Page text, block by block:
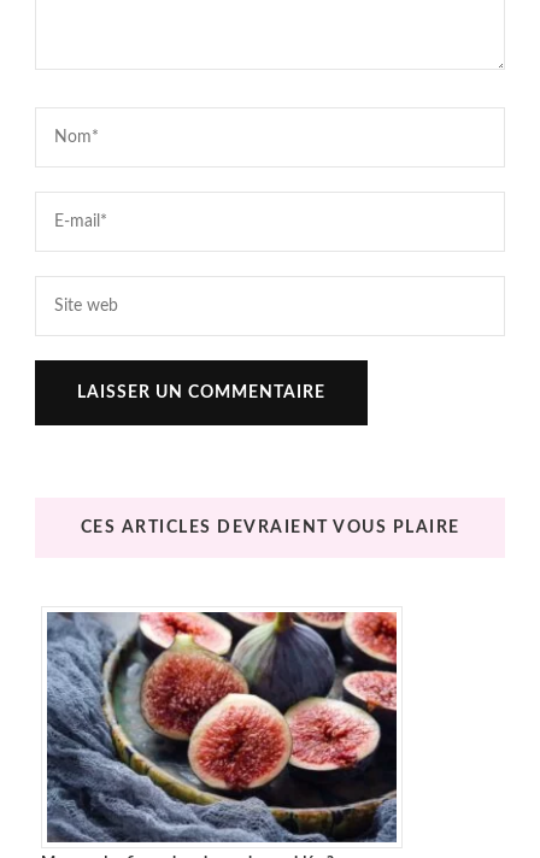
CES ARTICLES DEVRAIENT VOUS PLAIRE